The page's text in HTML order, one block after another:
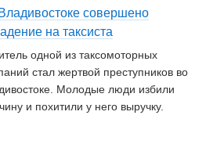
совершено
на таксиста
одной из таксомоторных
стал жертвой преступников во
Молодые люди избили
и похитили у него выручку.